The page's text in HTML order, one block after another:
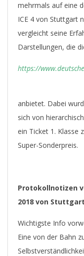
mehrmals auf eine
ICE 4 von Stuttgart
vergleicht seine
Darstellungen, die
https://
anbietet. Dabei
sich von
ein Ticket 1. Klasse
Super-Sonderpreis.
Protokollnotizen
2018 von
Wichtigste Info
Eine von der Bahn